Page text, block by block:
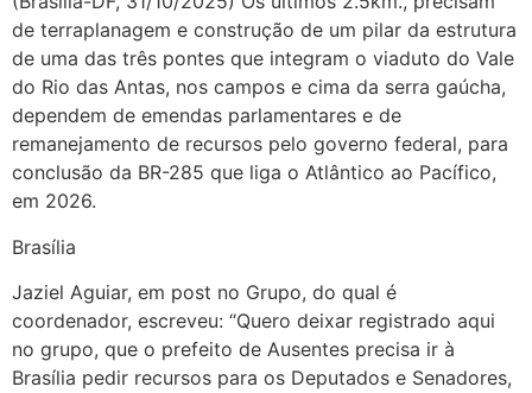
de terraplanagem e construção de um pilar da estrutura
de uma das três pontes que integram o viaduto do Vale
do Rio das Antas, nos campos e cima da serra gaúcha,
dependem de emendas parlamentares e de
remanejamento de recursos pelo governo federal, para
conclusão da BR-285 que liga o Atlântico ao Pacífico,
em 2026.
Brasília
Jaziel Aguiar, em post no Grupo, do qual é
coordenador, escreveu: “Quero deixar registrado aqui
no grupo, que o prefeito de Ausentes precisa ir à
Brasília pedir recursos para os Deputados e Senadores,